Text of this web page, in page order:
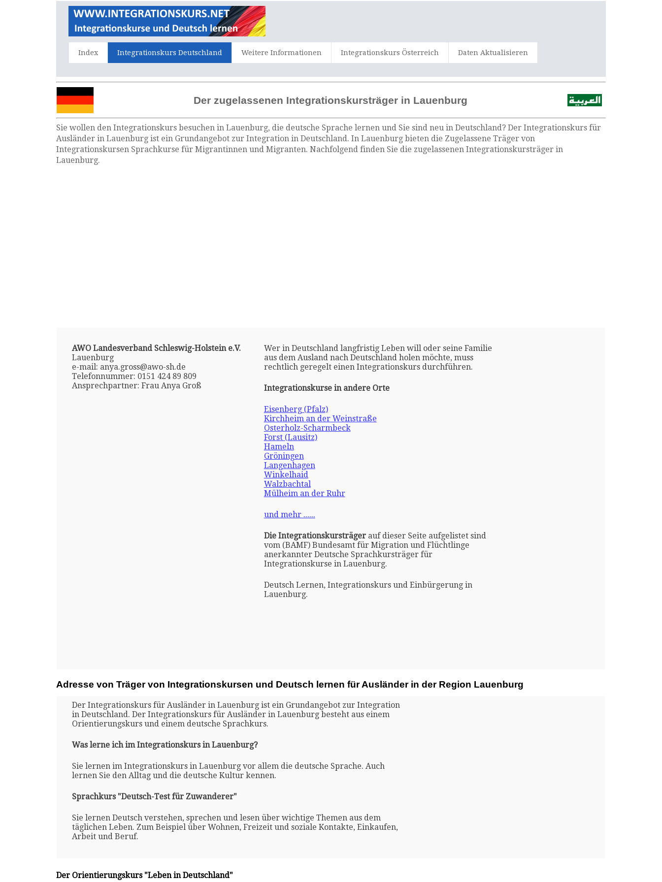
Index Integrationskurs Deutschland Weitere Informationen Integrationskurs Österreich Daten Aktualisieren
Der zugelassenen Integrationskursträger in Lauenburg
Sie wollen den Integrationskurs besuchen in Lauenburg, die deutsche Sprache lernen und Sie sind neu in Deutschland? Der Integrationskurs für
Ausländer in Lauenburg ist ein Grundangebot zur Integration in Deutschland. In Lauenburg bieten die Zugelassene Träger von
Integrationskursen Sprachkurse für Migrantinnen und Migranten. Nachfolgend finden Sie die zugelassenen Integrationskursträger in
Lauenburg.
AWO Landesverband Schleswig-Holstein e.V.
Lauenburg
e-mail: anya.gross@awo-sh.de
Telefonnummer: 0151 424 89 809
Ansprechpartner: Frau Anya Groß
Wer in Deutschland langfristig Leben will oder seine Familie
aus dem Ausland nach Deutschland holen möchte, muss
rechtlich geregelt einen Integrationskurs durchführen.
Integrationskurse in andere Orte
Eisenberg (Pfalz)
Kirchheim an der Weinstraße
Osterholz-Scharmbeck
Forst (Lausitz)
Hameln
Gröningen
Langenhagen
Winkelhaid
Walzbachtal
Mülheim an der Ruhr
und mehr ......
Die Integrationskursträgerauf dieser Seite aufgelistet sind
vom (BAMF) Bundesamt für Migration und Flüchtlinge
anerkannter Deutsche Sprachkursträger für
Integrationskurse in Lauenburg.
Deutsch Lernen, Integrationskurs und Einbürgerung in
Lauenburg.
Adresse von Träger von Integrationskursen und Deutsch lernen für Ausländer in der Region Lauenburg
Der Integrationskurs für Ausländer in Lauenburg ist ein Grundangebot zur Integration
in Deutschland. Der Integrationskurs für Ausländer in Lauenburg besteht aus einem
Orientierungskurs und einem deutsche Sprachkurs.
Was lerne ich im Integrationskurs in Lauenburg?
Sie lernen im Integrationskurs in Lauenburg vor allem die deutsche Sprache. Auch
lernen Sie den Alltag und die deutsche Kultur kennen.
Sprachkurs "Deutsch-Test für Zuwanderer"
Sie lernen Deutsch verstehen, sprechen und lesen über wichtige Themen aus dem
täglichen Leben. Zum Beispiel über Wohnen, Freizeit und soziale Kontakte, Einkaufen,
Arbeit und Beruf.
Der Orientierungskurs "Leben in Deutschland"